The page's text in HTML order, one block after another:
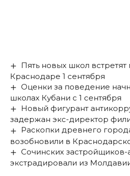
Пять новых школ
Краснодаре 1 сентября
Оценки за поведение
школах Кубани с 1 сентября
Новый фигурант
задержан экс-директор
Раскопки древнего
возобновили в
Сочинских
экстрадировали из